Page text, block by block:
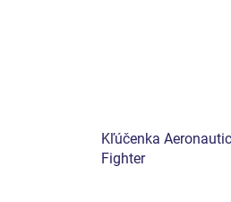
Kľúčenka
Fighter